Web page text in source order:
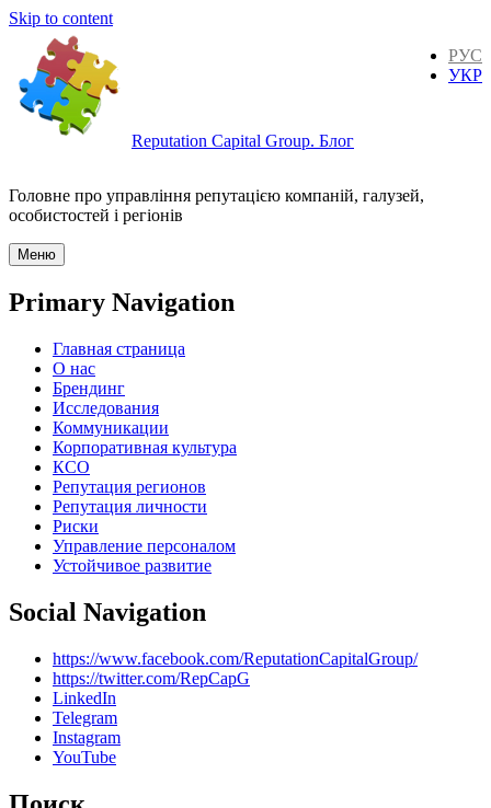
Skip to content
Reputation Capital Group. Блог
РУС
УКР
Головне про управління репутацією компаній, галузей,
особистостей і регіонів
Меню
Primary Navigation
Главная страница
О нас
Брендинг
Исследования
Коммуникации
Корпоративная культура
КСО
Репутация регионов
Репутация личности
Риски
Управление персоналом
Устойчивое развитие
Social Navigation
https://www.facebook.com/ReputationCapitalGroup/
https://twitter.com/RepCapG
LinkedIn
Telegram
Instagram
YouTube